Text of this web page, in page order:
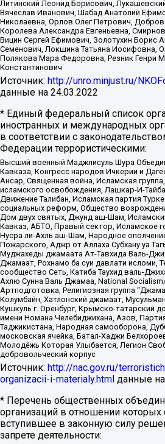
Литинский Леонид Борисович,
Вячеслав Иванович, Шабад Анатолий
Николаевна, Орлов Олег Петрович,
Королева Александра Евгеньевна,
Вицин Сергей Ефимович, Золотухин Борис
Семенович, Локшина Татьяна Иосифовна,
Полякова Мара Федоровна, Резник Генри
Константинович
Источник: http://unro.minjust.ru/
данные на 24.03.2022
* Единый федеральный список
иностранных и международных
в соответствии с
Федерации террористическими:
Высший военный Маджлисуль Шура
Кавказа, Конгресс народов Ичкерии и
Ансар, Священная война, Исламская
исламского освобождения, Лашкар-И-
Движение Талибан, Исламская партия
социальных реформ, Общество
Дом двух святых, Джунд аш-Шам,
Кавказ, АБТО, Правый сектор, Исламское
Нусра ли-Ахль аш-Шам, Народное
Пожарского, Аджр от Аллаха Субхану уа
Муджахеды джамаата Ат-Тавхида Валь-
Джамаат, Рохнамо ба суи давлати исломи,
сообщество Сеть, Катиба Таухид валь-
Ахлю Сунна Валь Джамаа, National
Артподготовка, Религиозная группа
Колумбайн, Хатлонский джамаат,
Кушкуль г. Оренбург, Крымско-татарский
имени Номана Челебиджихана, Азов,
Таджикистана, Народная самооборона,
московская ячейка, Батал-Хаджи
Молодёжь Которая Улыбается, Легион
добровольческий корпус
Источник: http://nac.gov.ru/
organizacii-i-materialy.html данные на
* Перечень общественных
организаций в отношении которых
вступившее в законную силу
запрете деятельности: